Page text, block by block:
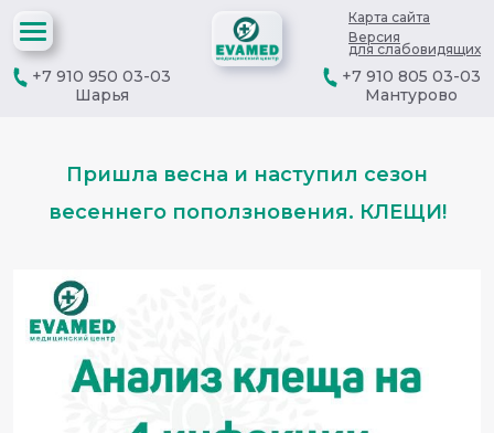
Карта сайта
Версия
для слабовидящих
+7 910 950 03-03
Шарья
+7 910 805 03-03
Мантурово
Пришла весна и наступил сезон
весеннего поползновения. КЛЕЩИ!